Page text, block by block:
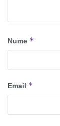
Nume *
Email *